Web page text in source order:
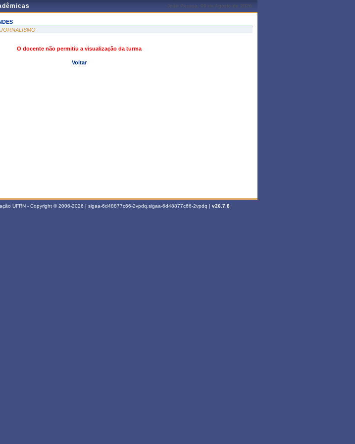
João Pessoa, 09 de Agosto de 2026
O docente não permitiu a visualização da turma
Voltar
UFRN - Copyright © 2006-2026 | sigaa-6d48877c66-2vpdq.sigaa-6d48877c66-2vpdq | v26.7.8